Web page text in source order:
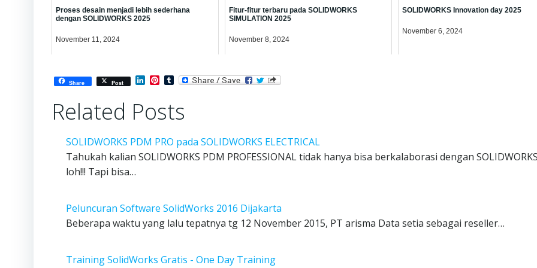
Proses desain menjadi lebih sederhana
dengan SOLIDWORKS 2025
November 11, 2024
Fitur-fitur terbaru pada SOLIDWORKS
SIMULATION 2025
November 8, 2024
SOLIDWORKS Innovation day 2025
November 6, 2024
Share Post LinkedIn
Pinterest
Tumblr
Related Posts
SOLIDWORKS PDM PRO pada SOLIDWORKS ELECTRICAL
Tahukah kalian SOLIDWORKS PDM PROFESSIONAL tidak hanya bisa berkalaborasi dengan
loh!!! Tapi bisa…
Peluncuran Software SolidWorks 2016 Dijakarta
Beberapa waktu yang lalu tepatnya tg 12 November 2015, PT arisma Data setia sebagai reseller…
Training SolidWorks Gratis - One Day Training